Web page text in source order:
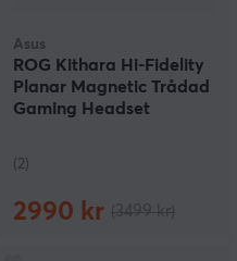
Asus
ROG Kithara Hi-Fidelity
Planar Magnetic Trådad
Gaming Headset
(2)
2990 kr